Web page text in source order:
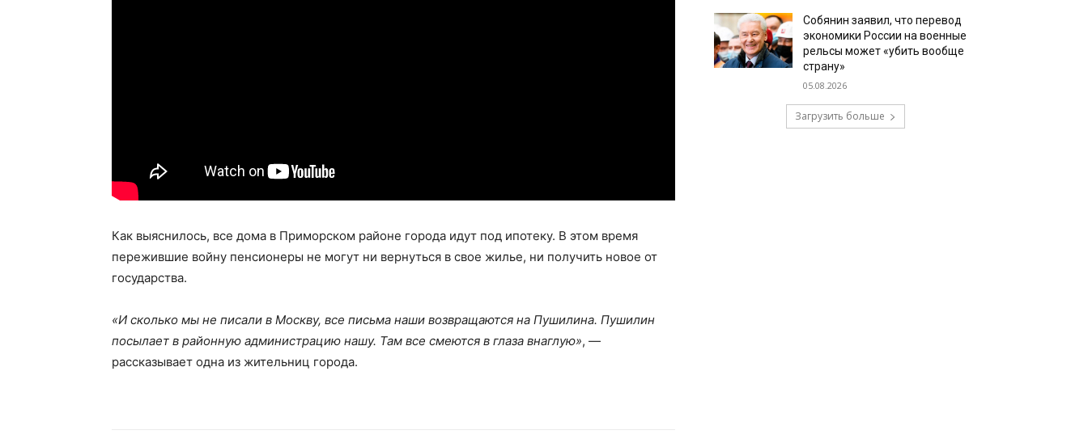
Как выяснилось, все дома в Приморском районе города идут под ипотеку. В этом время
пережившие войну пенсионеры не могут ни вернуться в свое жилье, ни получить новое от
государства.
«И сколько мы не писали в Москву, все письма наши возвращаются на Пушилина. Пушилин
посылает в районную администрацию нашу. Там все смеются в глаза внаглую», —
рассказывает одна из жительниц города.
Собянин заявил, что перевод
экономики России на военные
рельсы может «убить вообще
страну»
05.08.2026
Загрузить больше